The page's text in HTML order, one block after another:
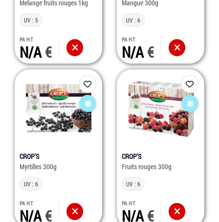
Melange fruits rouges 1kg
UV : 5
PA HT
N/A
Mangue 300g
UV : 6
PA HT
N/A
CROP'S
Myrtilles 300g
UV : 6
PA HT
N/A
CROP'S
Fruits rouges 300g
UV : 6
PA HT
N/A